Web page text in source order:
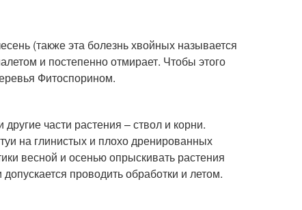
(также эта болезнь хвойных называется
и постепенно отмирает. Чтобы этого
Фитоспорином.
части растения – ствол и корни.
на глинистых и плохо дренированных
весной и осенью опрыскивать растения
проводить обработки и летом.